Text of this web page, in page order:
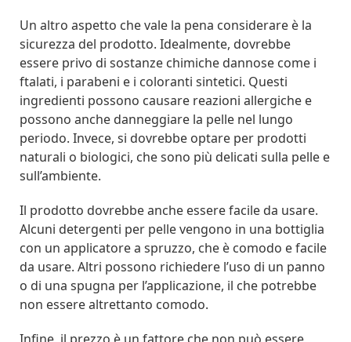
Un altro aspetto che vale la pena considerare è la
sicurezza del prodotto. Idealmente, dovrebbe
essere privo di sostanze chimiche dannose come i
ftalati, i parabeni e i coloranti sintetici. Questi
ingredienti possono causare reazioni allergiche e
possono anche danneggiare la pelle nel lungo
periodo. Invece, si dovrebbe optare per prodotti
naturali o biologici, che sono più delicati sulla pelle e
sull’ambiente.
Il prodotto dovrebbe anche essere facile da usare.
Alcuni detergenti per pelle vengono in una bottiglia
con un applicatore a spruzzo, che è comodo e facile
da usare. Altri possono richiedere l’uso di un panno
o di una spugna per l’applicazione, il che potrebbe
non essere altrettanto comodo.